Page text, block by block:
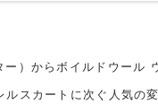
）からボイルドウール
スカートに次ぐ人気の